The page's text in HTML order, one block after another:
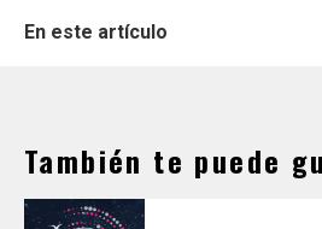
En este artículo
También te puede